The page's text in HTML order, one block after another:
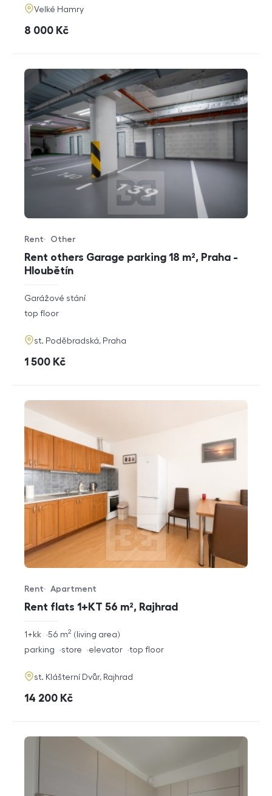
adresa
Velké Hamry
cena
8 000 Kč
Rent others Garage parking 18 m², Praha -
Hloubětín
Offer type
Rent
Property type
Other
rozměry
disposition
Garážové stání
funkce
top floor
adresa
st. Poděbradská, Praha
cena
1 500 Kč
Rent flats 1+KT 56 m², Rajhrad
Offer type
Rent
Property type
Apartment
rozměry
disposition
1+kk living area
56 m2
funkce
parking store elevator top floor
adresa
st. Klášterní Dvůr, Rajhrad
cena
14 200 Kč